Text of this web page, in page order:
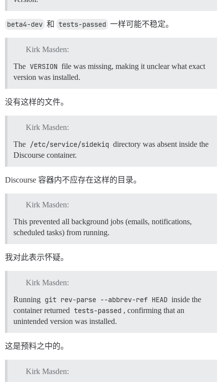
beta4-dev 和 tests-passed 一样可能不稳定。
Kirk Masden:
The VERSION file was missing, making it unclear what exact
version was installed.
没有这样的文件。
Kirk Masden:
The /etc/service/sidekiq directory was absent inside the
Discourse container.
Discourse 容器内不应存在这样的目录。
Kirk Masden:
This prevented all background jobs (emails, notifications,
scheduled tasks) from running.
我对此表示怀疑。
Kirk Masden:
Running git rev-parse --abbrev-ref HEAD inside the
container returned tests-passed , confirming that an
unintended version was installed.
这是预料之中的。
Kirk Masden: